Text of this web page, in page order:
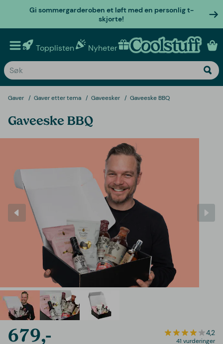
Gi sommergarderoben et løft med en personlig t-
skjorte!
Topplisten Nyheter Personlige gaver
Gaver Gaver etter tema Gaveesker Gaveeske BBQ
Gaveeske BBQ
679,- 4,2
41 vurderinger